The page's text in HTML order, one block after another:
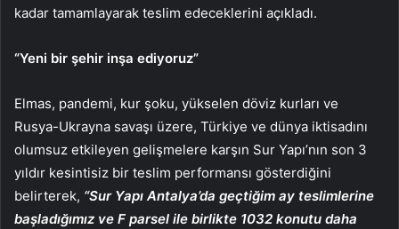
kadar tamamlayarak teslim edeceklerini açıkladı.
“Yeni bir şehir inşa ediyoruz”
Elmas, pandemi, kur şoku, yükselen döviz kurları ve
Rusya-Ukrayna savaşı üzere, Türkiye ve dünya iktisadını
olumsuz etkileyen gelişmelere karşın Sur Yapı’nın son 3
yıldır kesintisiz bir teslim performansı gösterdiğini
belirterek, “Sur Yapı Antalya’da geçtiğim ay teslimlerine
başladığımız ve F parsel ile birlikte 1032 konutu daha